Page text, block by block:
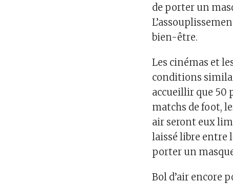
de porter un
bien-être.
Les cinémas et
conditions
accueillir que 50
matchs de foot,
air seront eux
laissé libre entre
porter un
Bol d’air encore